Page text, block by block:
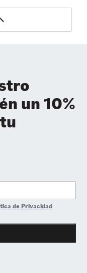
un 10%
de Privacidad